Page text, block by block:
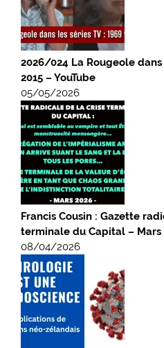
2026/024 La Rougeole dans
2015 – YouTube
05/05/2026
Francis Cousin : Gazette
terminale du Capital – Mars
08/04/2026